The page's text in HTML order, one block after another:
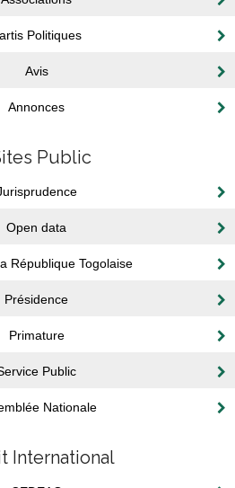
Politiques
Avis
Annonces
Public
Open data
République Togolaise
Présidence
Primature
Public
Nationale
International